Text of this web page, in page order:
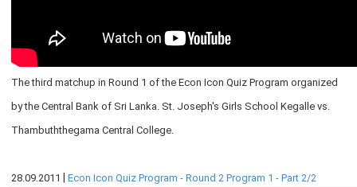
நிதியியல் முறைமை
The third matchup in Round 1 of the Econ Icon Quiz Program organized
by the Central Bank of Sri Lanka. St. Joseph's Girls School Kegalle vs.
Thambuththegama Central College.
28.09.2011 |Econ Icon Quiz Program - Round 2 Program 1 - Part 2/2